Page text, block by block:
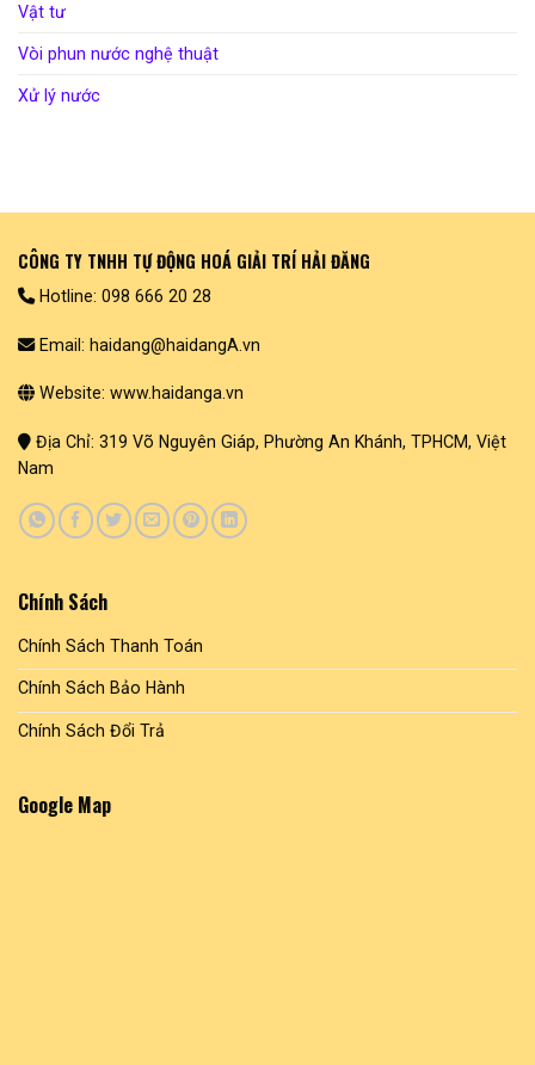
Vật tư
Vòi phun nước nghệ thuật
Xử lý nước
CÔNG TY TNHH TỰ ĐỘNG HOÁ GIẢI TRÍ HẢI ĐĂNG
Hotline: 098 666 20 28
Email: haidang@haidangA.vn
Website: www.haidanga.vn
Địa Chỉ: 319 Võ Nguyên Giáp, Phường An Khánh, TPHCM, Việt
Nam
Chính Sách
Chính Sách Thanh Toán
Chính Sách Bảo Hành
Chính Sách Đổi Trả
Google Map